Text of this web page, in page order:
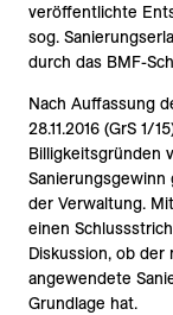
veröffentlichte
sog.
durch das BMF-
Nach Auffassung
28.11.2016 (GrS 1/
Billigkeitsgründen
der Verwaltung.
einen
Diskussion, ob
angewendete
Grundlage hat.